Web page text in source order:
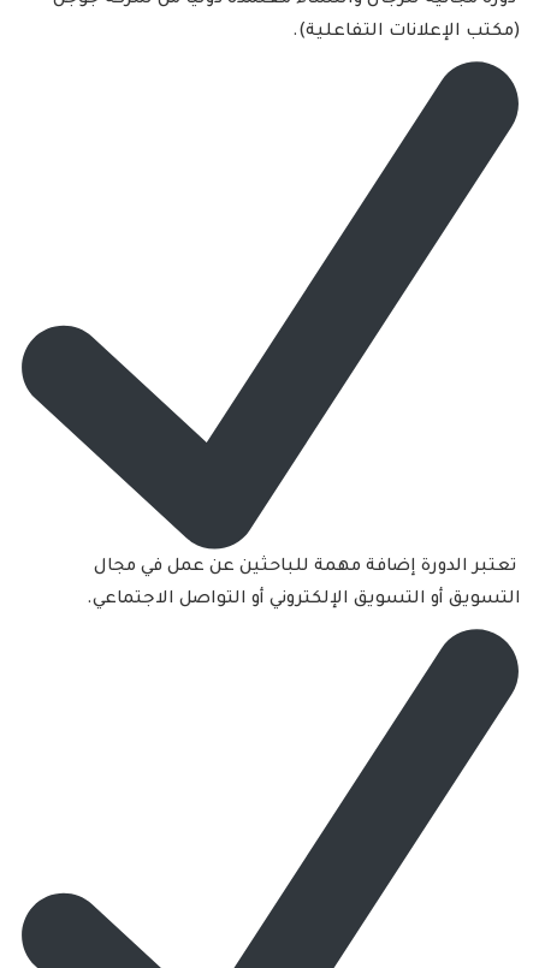
(مكتب الإعلانات التفاعلية).
تعتبر الدورة إضافة مهمة للباحثين عن عمل في مجال
التسويق أو التسويق الإلكتروني أو التواصل الاجتماعي.